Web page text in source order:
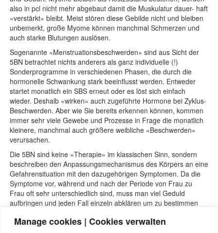
Manage cookies | Cookies verwalten
also in pcl nicht mehr abgebaut damit die Muskulatur dauer- haft
«verstärkt» bleibt. Meist stören diese Gebilde nicht und bleiben
unbemerkt, große Myome können manchmal Schmerzen und
auch starke Blutungen auslösen.
Sogenannte «Menstruationsbeschwerden» sind aus Sicht der
5BN betrachtet nichts anderers als ganz individuelle (!)
Sonderprogramme in verschiedenen Phasen, die durch die
hormonelle Schwankung stark beeinflusst werden. Entweder
startet monatlich ein SBS erneut oder es löst sich einfach
wieder. Deshalb «wirken» auch zugeführte Hormone bei Zyklus-
Beschwerden. Aber wie Sie bereits erkennen können, kommen
immer sehr viele Gewebe und Prozesse in Frage die monatlich
kleinere, manchmal auch größere weibliche «Beschwerden»
verursachen.
Die 5BN sind keine «Therapie» im klassischen Sinn, sondern
beschreiben den Anpassungsmechanismus des Körpers an eine
Gefahrensituation mit den dazugehörigen Symptomen. Da die
Symptome vor, während und nach der Periode von Frau zu
Frau oft sehr unterschiedlich sind, muss man viel Geduld
aufbringen und jeden Fall einzeln abklären um zu bestimmen
erreicht werden, dass das SBS nicht mehr oder weniger oft